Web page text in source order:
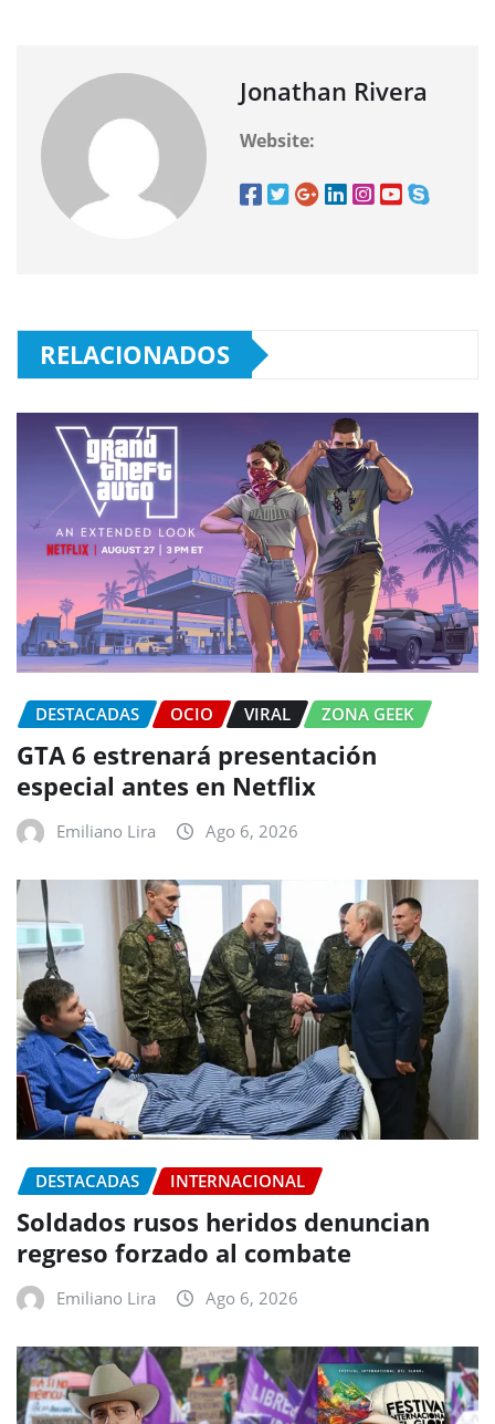
Jonathan Rivera
Website:
RELACIONADOS
DESTACADAS OCIO VIRAL ZONA GEEK
GTA 6 estrenará presentación
especial antes en Netflix
Emiliano Lira Ago 6, 2026
DESTACADAS INTERNACIONAL
Soldados rusos heridos denuncian
regreso forzado al combate
Emiliano Lira Ago 6, 2026